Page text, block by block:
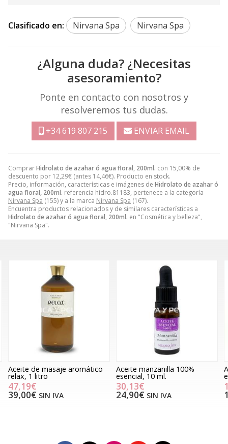
ComprarHidrolato de azahar ó agua floral, 200ml. con 15,00% de
descuento por 12,29€ (antes 14,46€). Producto en stock.
Precio, información, características e imágenes de Hidrolato de azahar ó
agua floral, 200ml. referencia hidro.81183, pertenece a la categoría
Nirvana Spa (155) y a la marca Nirvana Spa (167).
Encuentra productos relacionados y de similares características a
Hidrolato de azahar ó agua floral, 200ml. en "Cosmética y belleza",
"Nirvana Spa".
Clasificado en: Nirvana Spa Nirvana Spa
¿Alguna duda? ¿Necesitas
asesoramiento?
Ponte en contacto con nosotros y
resolveremos tus dudas.
+34 619 807 215 ENVIAR EMAIL
Aceite manzanilla 100%
esencial, 10 ml.
30,13€
24,90€ SIN IVA
Aceite patchouli 100%
esencial, 10 ml.
16,82€
13,90€ SIN IVA